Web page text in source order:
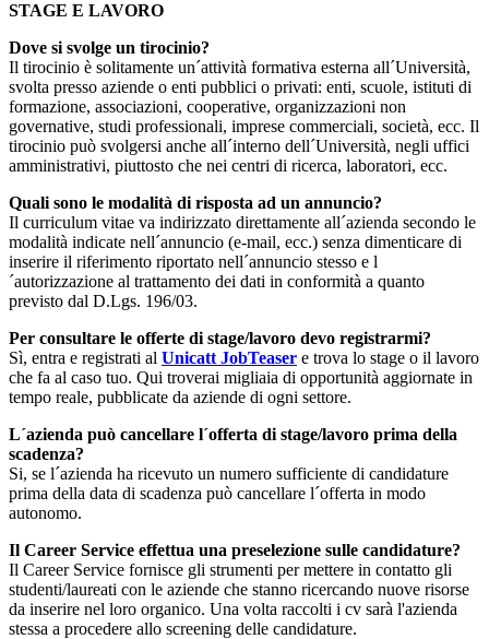
STAGE E LAVORO
Dove si svolge un tirocinio?
Il tirocinio è solitamente un´attività formativa esterna all´Università,
svolta presso aziende o enti pubblici o privati: enti, scuole, istituti di
formazione, associazioni, cooperative, organizzazioni non
governative, studi professionali, imprese commerciali, società, ecc. Il
tirocinio può svolgersi anche all´interno dell´Università, negli uffici
amministrativi, piuttosto che nei centri di ricerca, laboratori, ecc.
Quali sono le modalità di risposta ad un annuncio?
Il curriculum vitae va indirizzato direttamente all´azienda secondo le
modalità indicate nell´annuncio (e-mail, ecc.) senza dimenticare di
inserire il riferimento riportato nell´annuncio stesso e l
´autorizzazione al trattamento dei dati in conformità a quanto
previsto dal D.Lgs. 196/03.
Per consultare le offerte di stage/lavoro devo registrarmi?
Sì, entra e registrati al Unicatt JobTeaser e trova lo stage o il lavoro
che fa al caso tuo. Qui troverai migliaia di opportunità aggiornate in
tempo reale, pubblicate da aziende di ogni settore.
L´azienda può cancellare l´offerta di stage/lavoro prima della
scadenza?
Si, se l´azienda ha ricevuto un numero sufficiente di candidature
prima della data di scadenza può cancellare l´offerta in modo
autonomo.
Il Career Service effettua una preselezione sulle candidature?
Il Career Service fornisce gli strumenti per mettere in contatto gli
studenti/laureati con le aziende che stanno ricercando nuove risorse
da inserire nel loro organico. Una volta raccolti i cv sarà l'azienda
stessa a procedere allo screening delle candidature.